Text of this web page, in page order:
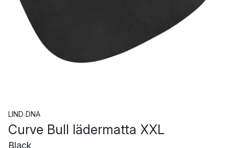
LIND DNA
Curve Bull lädermatta XXL
Black